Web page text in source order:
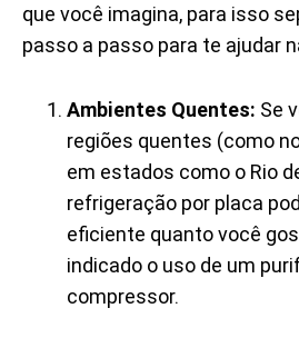
que você imagina, para isso
passo a passo para te ajudar
Ambientes Quentes: Se
regiões quentes (como
em estados como o Rio
refrigeração por placa
eficiente quanto você
indicado o uso de um
compressor.